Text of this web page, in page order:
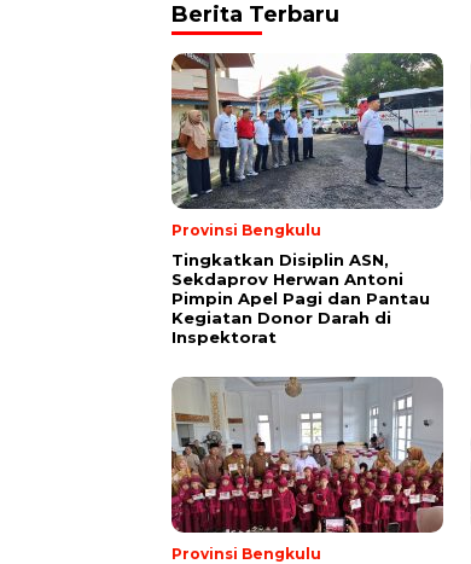
Berita Terbaru
Provinsi Bengkulu
Tingkatkan Disiplin ASN,
Sekdaprov Herwan Antoni
Pimpin Apel Pagi dan Pantau
Kegiatan Donor Darah di
Inspektorat
Provinsi Bengkulu